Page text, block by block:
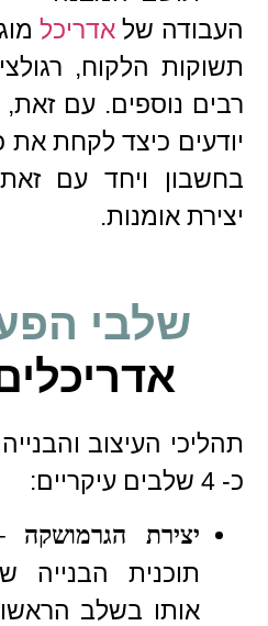
העבודה שלאדריכל
תשוקות הלקוח,
רבים נוספים. עם זאת,
יודעים כיצד לקחת את
בחשבון ויחד עם
יצירת אומנות.
שלבי
תהליכי העיצוב
כ- 4 שלבים עיקריים:
יצירת הגרמושקה–
תוכנית הבנייה
אותו בשלב